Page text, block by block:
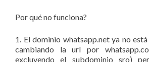
Por qué no funciona?
1. El dominio whatsapp.net ya no
cambiando la url por
excluyendo el subdominio sro)